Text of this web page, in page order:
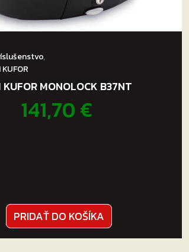
,
KUFOR
KUFOR MONOLOCK B37NT
141,70€
PRIDAŤ DO KOŠÍKA